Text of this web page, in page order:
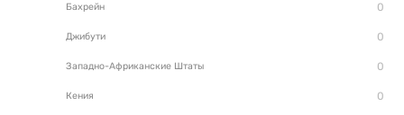
Бахрейн
Джибути
Западно-Африканские Штаты
Кения